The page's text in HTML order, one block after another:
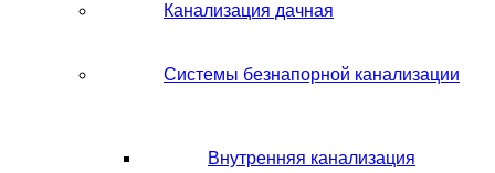
Канализация дачная
Системы безнапорной канализации
Внутренняя канализация